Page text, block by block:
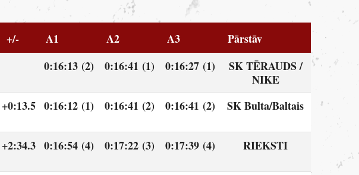
+/- A1 A2 A3
Pārstāv
0:16:13 (2) 0:16:41 (1) 0:16:27 (1)
SK TĒRAUDS /
NIKE
+0:13.5 0:16:12 (1) 0:16:41 (2) 0:16:41 (2) SK Bulta/Baltais
+2:34.3 0:16:54 (4) 0:17:22 (3) 0:17:39 (4) RIEKSTI